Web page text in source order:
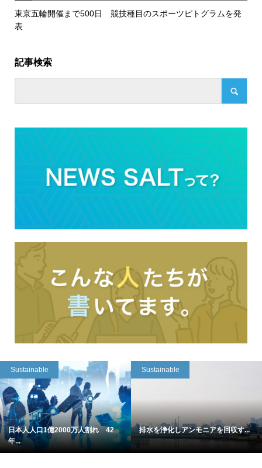
東京五輪開催まで500日 競技種目のスポーツピトグラムを発
表
記事検索
Sustainable
日本人人口1億2000万人割れ 42
年...
Sustainable
排水を浄化しアンモニアを回収す...